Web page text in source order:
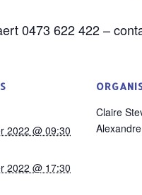
0473 622 422 –
2022 @ 09:30
2022 @ 17:30
Claire